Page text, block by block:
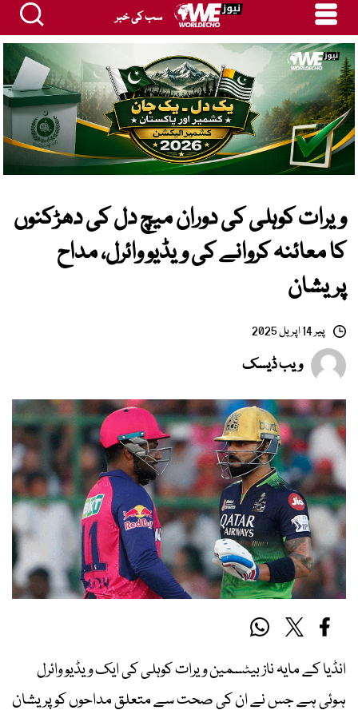
سب کی خبر
ویرات کوہلی کی دوران میچ دل کی دھڑکنوں
کا معائنہ کروانے کی ویڈیو وائرل، مداح
پریشان
پیر 14 اپریل 2025
ویب ڈیسک
انڈیا کے مایہ ناز بیٹسمین ویرات کوہلی کی ایک ویڈیو وائرل
ہوئی ہے جس نے ان کی صحت سے متعلق مداحوں کو پریشان